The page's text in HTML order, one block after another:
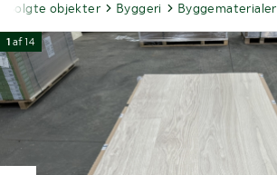
Solgte objekter Byggeri Byggematerialer
1 af14